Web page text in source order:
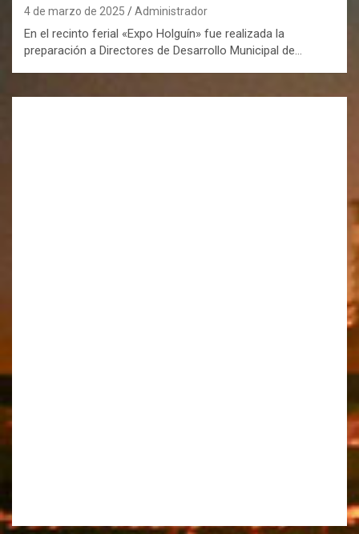
4 de marzo de 2025 Administrador
En el recinto ferial «Expo Holguín» fue realizada la
preparación a Directores de Desarrollo Municipal de…